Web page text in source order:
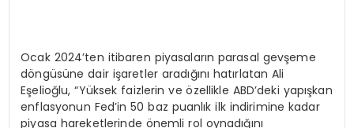
Ocak 2024’ten itibaren piyasaların parasal gevşeme
döngüsüne dair işaretler aradığını hatırlatan Ali
Eşelioğlu, “Yüksek faizlerin ve özellikle ABD’deki yapışkan
enflasyonun Fed’in 50 baz puanlık ilk indirimine kadar
piyasa hareketlerinde önemli rol oynadığını